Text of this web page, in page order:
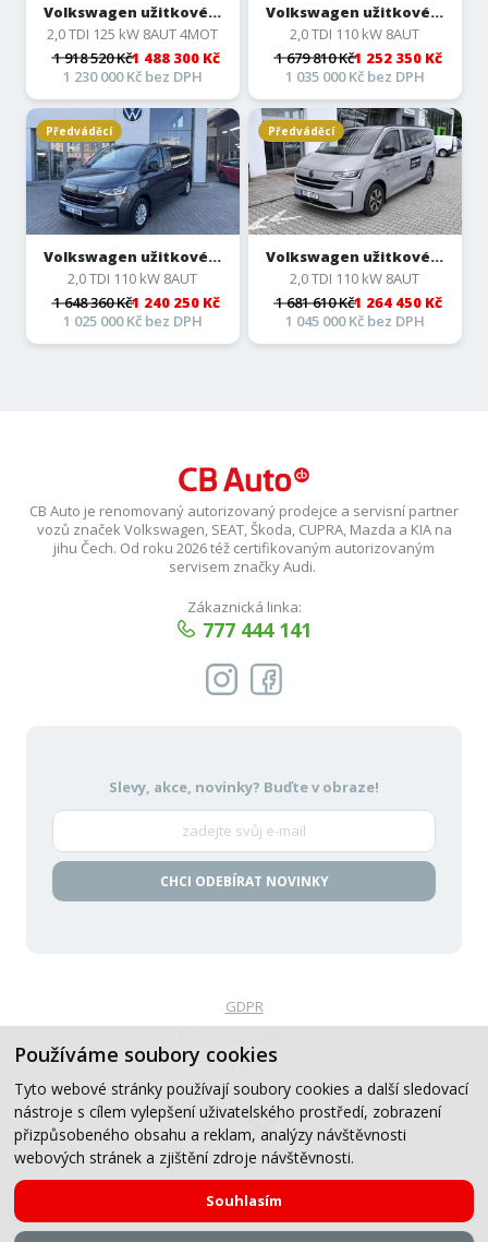
Používáme soubory cookies
Tyto webové stránky používají soubory cookies a další sledovací
nástroje s cílem vylepšení uživatelského prostředí, zobrazení
přizpůsobeného obsahu a reklam, analýzy návštěvnosti
webových stránek a zjištění zdroje návštěvnosti.
Souhlasím
Volkswagen užitkové...
2,0 TDI 125 kW 8AUT 4MOT
1 918 520 Kč1 488 300 Kč
1 230 000 Kč bez DPH
Volkswagen užitkové...
2,0 TDI 110 kW 8AUT
1 679 810 Kč1 252 350 Kč
1 035 000 Kč bez DPH
Předváděcí
Volkswagen užitkové...
2,0 TDI 110 kW 8AUT
1 648 360 Kč1 240 250 Kč
1 025 000 Kč bez DPH
Předváděcí
Volkswagen užitkové...
2,0 TDI 110 kW 8AUT
1 681 610 Kč1 264 450 Kč
1 045 000 Kč bez DPH
CB Auto je renomovaný autorizovaný prodejce a servisní partner
vozů značek Volkswagen, SEAT, Škoda, CUPRA, Mazda a KIA na
jihu Čech. Od roku 2026 též certifikovaným autorizovaným
servisem značky Audi.
Zákaznická linka:
777 444 141
Slevy, akce, novinky? Buďte v obraze!
CHCI ODEBÍRAT NOVINKY
© 2019-2026, CB Auto, All Rights Reserved.
GDPR
VOP
Created by